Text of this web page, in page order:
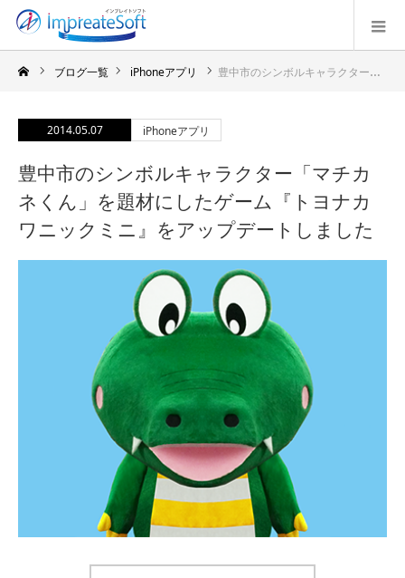
ブログ一覧 iPhoneアプリ 豊中市のシンボルキャラクター「マチカネくん」を題材にしたゲーム『トヨナカワニックミニ』をアップデートしました
2014.05.07 iPhoneアプリ
豊中市のシンボルキャラクター「マチカ
ネくん」を題材にしたゲーム『トヨナカ
ワニックミニ』をアップデートしました